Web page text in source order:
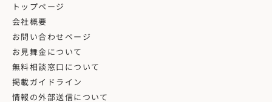
トップページ
会社概要
お問い合わせページ
お見舞金について
無料相談窓口について
掲載ガイドライン
情報の外部送信について